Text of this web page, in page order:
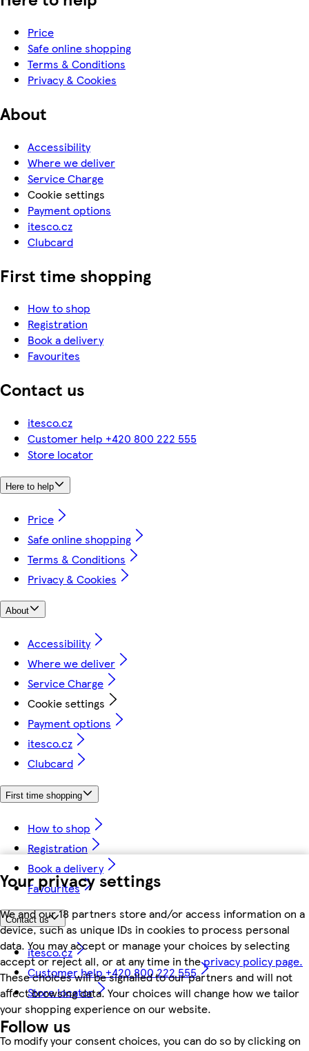
Your privacy settings
We and our 18 partners store and/or access information on a
device, such as unique IDs in cookies to process personal
data. You may accept or manage your choices by selecting
accept or reject all, or at any time in theprivacy policy page.
These choices will be signalled to our partners and will not
affect browsing data. Your choices will change how we tailor
your shopping experience on our website.
To modify your consent choices, you can do so by clicking on
Price
Safe online shopping
Terms & Conditions
Privacy & Cookies
About
Accessibility
Where we deliver
Service Charge
Cookie settings
Payment options
itesco.cz
Clubcard
First time shopping
How to shop
Registration
Book a delivery
Favourites
Contact us
itesco.cz
Customer help +420 800 222 555
Store locator
Here to help
Price
Safe online shopping
Terms & Conditions
Privacy & Cookies
About
Accessibility
Where we deliver
Service Charge
Cookie settings
Payment options
itesco.cz
Clubcard
First time shopping
How to shop
Registration
Book a delivery
Favourites
Contact us
itesco.cz
Customer help +420 800 222 555
Store locator
Follow us